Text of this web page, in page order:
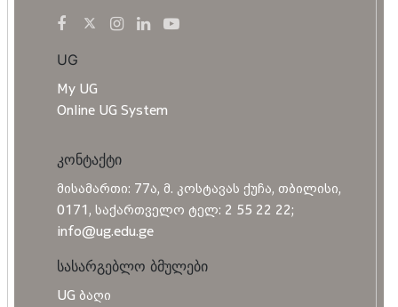
UG
My UG
Online UG System
კონტაქტი
მისამართი: 77ა, მ. კოსტავას ქუჩა, თბილისი,
0171, საქართველო ტელ: 2 55 22 22;
info@ug.edu.ge
სასარგებლო ბმულები
UG ბაღი